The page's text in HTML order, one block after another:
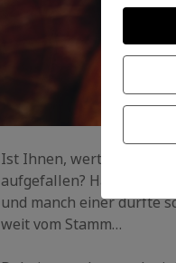
Ist Ihnen, werter Leser,
aufgefallen? Häufig geht
und manch einer durfte
weit vom Stamm…